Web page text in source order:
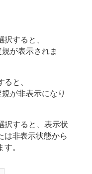
すると、
が表示されま
と、
が非表示になり
択すると、表示状
は非表示状態から
。